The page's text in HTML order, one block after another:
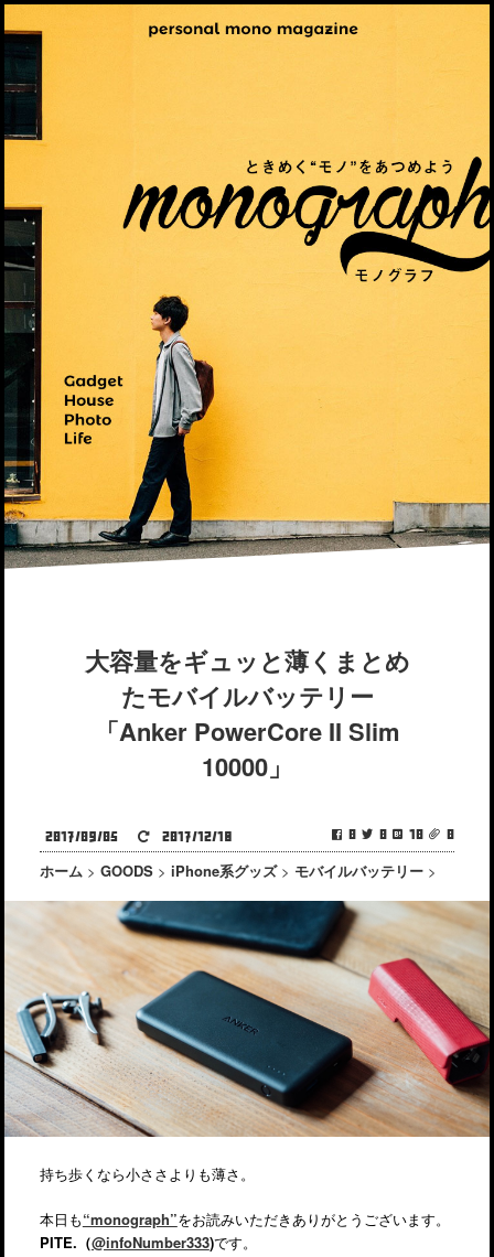
大容量をギュッと薄くまとめ
たモバイルバッテリー
「Anker PowerCore II Slim
10000」
0 0 10 0
2017/09/05 2017/12/18
ホーム > GOODS > iPhone系グッズ > モバイルバッテリー >
持ち歩くなら小ささよりも薄さ。
本日も“monograph”をお読みいただきありがとうございます。
PITE.（@infoNumber333)です。